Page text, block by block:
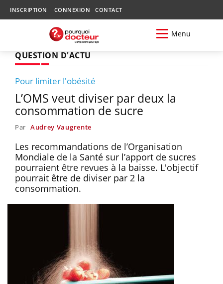
INSCRIPTION CONNEXION CONTACT
Menu
QUESTION D'ACTU
Pour limiter l'obésité
L’OMS veut diviser par deux la
consommation de sucre
Par Audrey Vaugrente
Les recommandations de l’Organisation
Mondiale de la Santé sur l’apport de sucres
pourraient être revues à la baisse. L'objectif
pourrait être de diviser par 2 la
consommation.